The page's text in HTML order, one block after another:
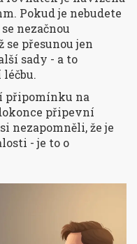
Pokud je nebudete
nezačnou
přesunou jen
sady - a to
připomínku na
připevní
nezapomněli, že je
- je to o